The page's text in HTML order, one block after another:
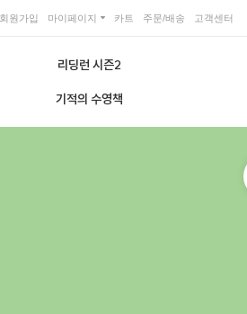
회원가입 마이페이지 카트 주문/배송 고객센터
리딩런 시즌2
기적의 수영책